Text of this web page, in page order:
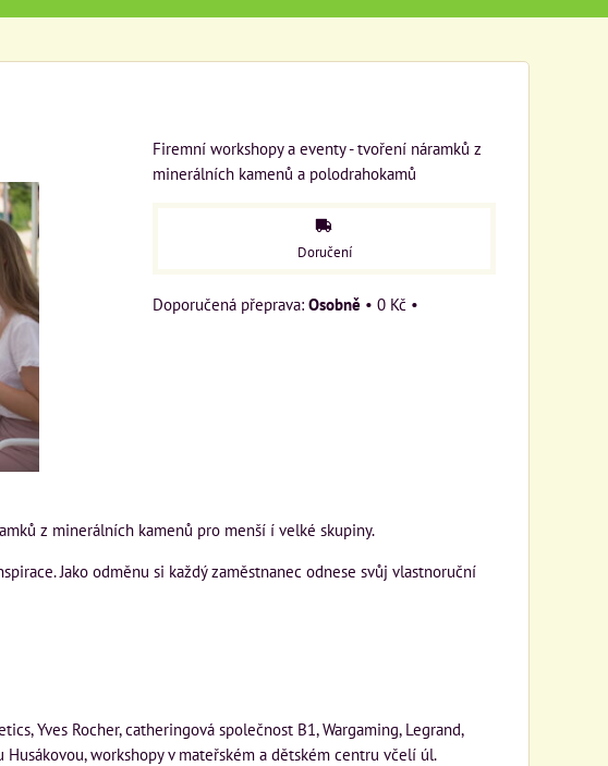
Firemní workshopy a eventy - tvoření náramků z
minerálních kamenů a polodrahokamů
Doručení
Osobně • 0 Kč •
z minerálních kamenů pro menší í velké skupiny.
Jako odměnu si každý zaměstnanec odnese svůj vlastnoruční
Yves Rocher, catheringová společnost B1, Wargaming, Legrand,
workshopy v mateřském a dětském centru včelí úl.